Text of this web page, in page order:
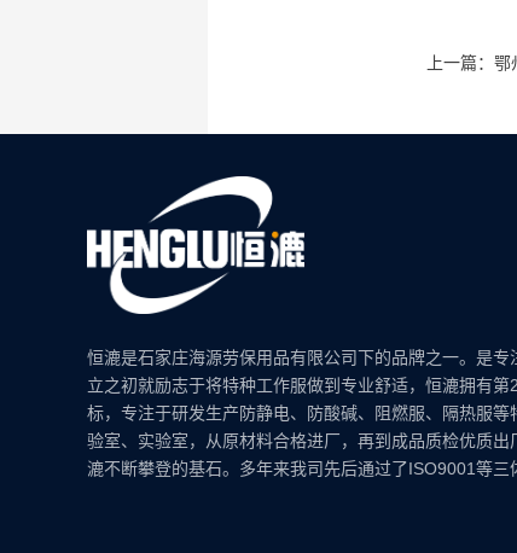
上一篇：
恒漉是石家庄海源劳保用品有限公司下的品牌之一。是
立之初就励志于将特种工作服做到专业舒适，恒漉拥有
标，专注于研发生产防静电、防酸碱、阻燃服、隔热服
验室、实验室，从原材料合格进厂，再到成品质检优质
漉不断攀登的基石。多年来我司先后通过了ISO9001等三